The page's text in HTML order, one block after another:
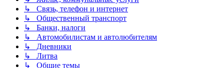
↳ Связь, телефон и интернет
↳ Общественный транспорт
↳ Банки, налоги
↳ Автомобилистам и автолюбителям
↳ Дневники
↳ Литва
↳ Общие темы